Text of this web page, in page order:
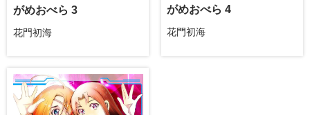
がめおべら 3
花門初海
がめおべら 4
花門初海